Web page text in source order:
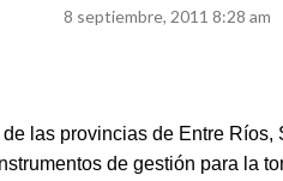
8 septiembre, 2011 8:28 am
las provincias de Entre
de gestión para la